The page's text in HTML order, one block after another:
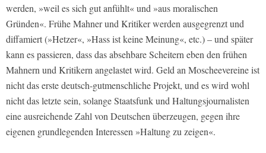
werden, »weil es sich gut anfühlt« und »aus moralischen
Gründen«. Frühe Mahner und Kritiker werden ausgegrenzt und
diffamiert (»Hetzer«, »Hass ist keine Meinung«, etc.) – und später
kann es passieren, dass das absehbare Scheitern eben den frühen
Mahnern und Kritikern angelastet wird. Geld an Moscheevereine ist
nicht das erste deutsch-gutmenschliche Projekt, und es wird wohl
nicht das letzte sein, solange Staatsfunk und Haltungsjournalisten
eine ausreichende Zahl von Deutschen überzeugen, gegen ihre
eigenen grundlegenden Interessen »Haltung zu zeigen«.